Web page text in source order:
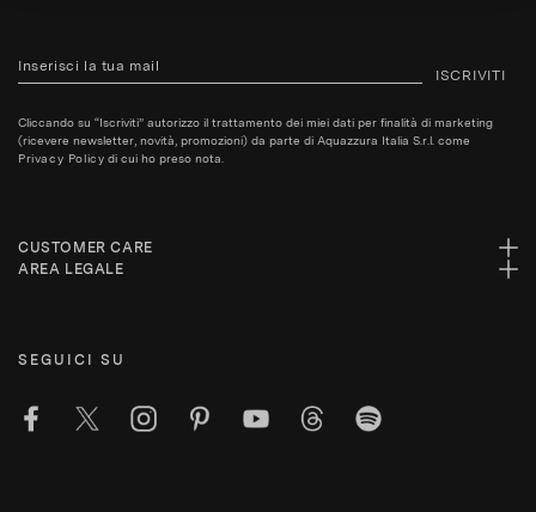
ISCRIVITI
Cliccando su “Iscriviti” autorizzo il trattamento dei miei dati per finalità di marketing
(ricevere newsletter, novità, promozioni) da parte di Aquazzura Italia S.r.l. come
Privacy Policy di cui ho preso nota.
CUSTOMER CARE
AREA LEGALE
SEGUICI SU